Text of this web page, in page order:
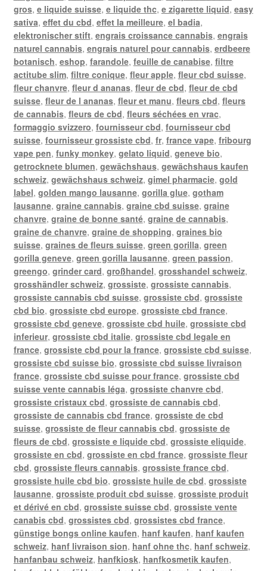
gros, e liquide suisse, e liquide thc, e zigarette liquid, easy
sativa, effet du cbd, effet la meilleure, el badia,
elektronischer stift, engrais croissance cannabis, engrais
naturel cannabis, engrais naturel pour cannabis, erdbeere
botanisch, eshop, farandole, feuille de canabise, filtre
actitube slim, filtre conique, fleur apple, fleur cbd suisse,
fleur chanvre, fleur d ananas, fleur de cbd, fleur de cbd
suisse, fleur de l ananas, fleur et manu, fleurs cbd, fleurs
de cannabis, fleurs de cbd, fleurs séchées en vrac,
formaggio svizzero, fournisseur cbd, fournisseur cbd
suisse, fournisseur grossiste cbd, fr, france vape, fribourg
vape pen, funky monkey, gelato liquid, geneve bio,
getrocknete blumen, gewächshaus, gewächshaus kaufen
schweiz, gewächshaus schweiz, gimel pharmacie, gold
label, golden mango lausanne, gorilla glue, gotham
lausanne, graine cannabis, graine cbd suisse, graine
chanvre, graine de bonne santé, graine de cannabis,
graine de chanvre, graine de shopping, graines bio
suisse, graines de fleurs suisse, green gorilla, green
gorilla geneve, green gorilla lausanne, green passion,
greengo, grinder card, großhandel, grosshandel schweiz,
grosshändler schweiz, grossiste, grossiste cannabis,
grossiste cannabis cbd suisse, grossiste cbd, grossiste
cbd bio, grossiste cbd europe, grossiste cbd france,
grossiste cbd geneve, grossiste cbd huile, grossiste cbd
inferieur, grossiste cbd italie, grossiste cbd legale en
france, grossiste cbd pour la france, grossiste cbd suisse,
grossiste cbd suisse bio, grossiste cbd suisse livraison
france, grossiste cbd suisse pour france, grossiste cbd
suisse vente cannabis léga, grossiste chanvre cbd,
grossiste cristaux cbd, grossiste de cannabis cbd,
grossiste de cannabis cbd france, grossiste de cbd
suisse, grossiste de fleur cannabis cbd, grossiste de
fleurs de cbd, grossiste e liquide cbd, grossiste eliquide,
grossiste en cbd, grossiste en cbd france, grossiste fleur
cbd, grossiste fleurs cannabis, grossiste france cbd,
grossiste huile cbd bio, grossiste huile de cbd, grossiste
lausanne, grossiste produit cbd suisse, grossiste produit
et dérivé en cbd, grossiste suisse cbd, grossiste vente
canabis cbd, grossistes cbd, grossistes cbd france,
günstige bongs online kaufen, hanf kaufen, hanf kaufen
schweiz, hanf livraison sion, hanf ohne thc, hanf schweiz,
hanfanbau schweiz, hanfkiosk, hanfkosmetik kaufen,